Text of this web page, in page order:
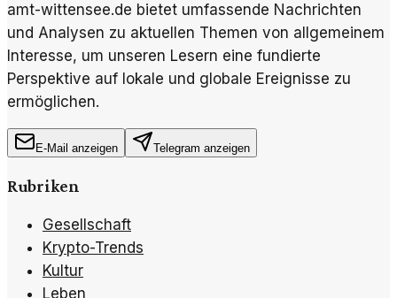
amt-wittensee.de bietet umfassende Nachrichten
und Analysen zu aktuellen Themen von allgemeinem
Interesse, um unseren Lesern eine fundierte
Perspektive auf lokale und globale Ereignisse zu
ermöglichen.
E-Mail anzeigen Telegram anzeigen
Rubriken
Gesellschaft
Krypto-Trends
Kultur
Leben